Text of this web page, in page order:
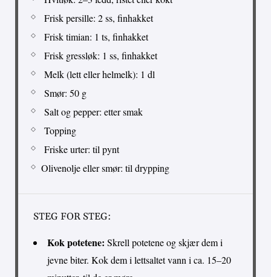
Frisk persille: 2 ss, finhakket
Frisk timian: 1 ts, finhakket
Frisk gressløk: 1 ss, finhakket
Melk (lett eller helmelk): 1 dl
Smør: 50 g
Salt og pepper: etter smak
Topping
Friske urter: til pynt
Olivenolje eller smør: til drypping
STEG FOR STEG:
Kok potetene: Skrell potetene og skjær dem i
jevne biter. Kok dem i lettsaltet vann i ca. 15–20